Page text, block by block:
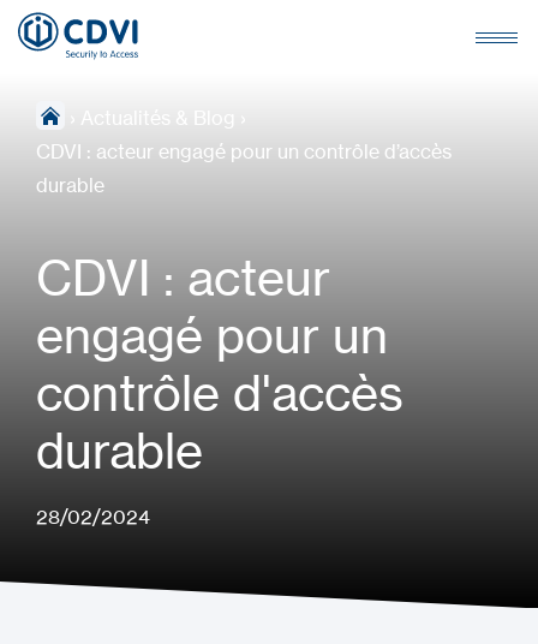
› Actualités & Blog ›
CDVI : acteur engagé pour un contrôle d’accès
durable
CDVI : acteur
engagé pour un
contrôle d'accès
durable
28/02/2024